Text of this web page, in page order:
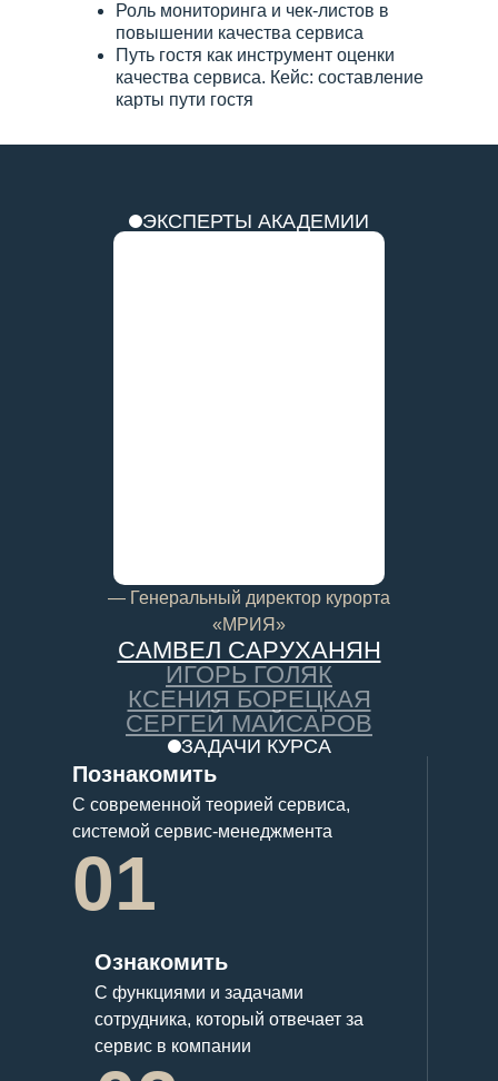
Роль мониторинга и чек-листов в
повышении качества сервиса
Путь гостя как инструмент оценки
качества сервиса. Кейс: составление
карты пути гостя
ЭКСПЕРТЫ АКАДЕМИИ
— Генеральный директор курорта
«МРИЯ»
САМВЕЛ САРУХАНЯН
ИГОРЬ ГОЛЯК
КСЕНИЯ БОРЕЦКАЯ
СЕРГЕЙ МАЙСАРОВ
ЗАДАЧИ КУРСА
Познакомить
С современной теорией сервиса,
системой сервис-менеджмента
01
Ознакомить
С функциями и задачами
сотрудника, который отвечает за
сервис в компании